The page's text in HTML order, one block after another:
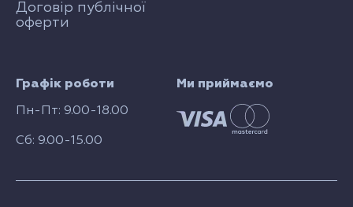
Графік роботи
Пн-Пт: 9.00-18.00
Сб: 9.00-15.00
Договір публічної
оферти
Ми приймаємо